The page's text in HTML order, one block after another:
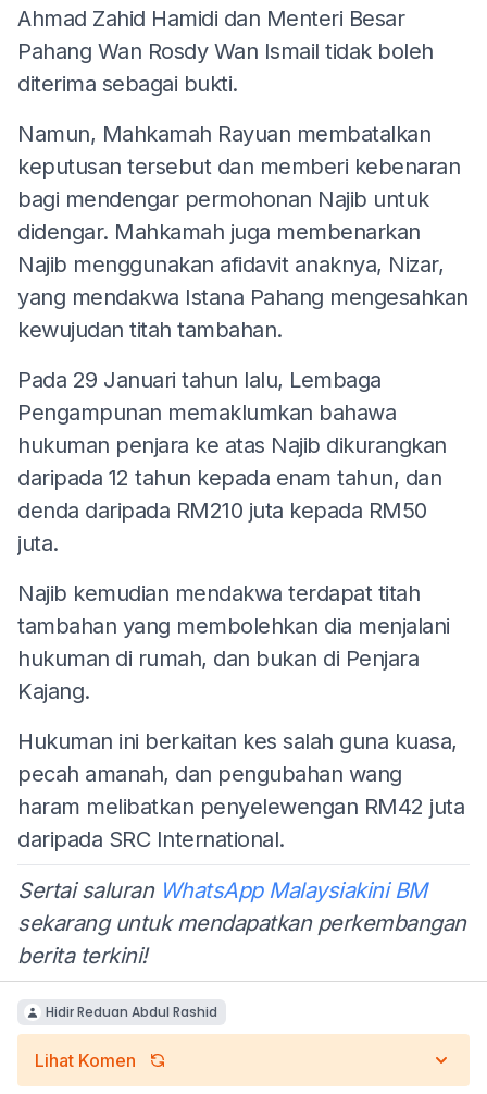
Ahmad Zahid Hamidi dan Menteri Besar
Pahang Wan Rosdy Wan Ismail tidak boleh
diterima sebagai bukti.
Namun, Mahkamah Rayuan membatalkan
keputusan tersebut dan memberi kebenaran
bagi mendengar permohonan Najib untuk
didengar. Mahkamah juga membenarkan
Najib menggunakan afidavit anaknya, Nizar,
yang mendakwa Istana Pahang mengesahkan
kewujudan titah tambahan.
Pada 29 Januari tahun lalu, Lembaga
Pengampunan memaklumkan bahawa
hukuman penjara ke atas Najib dikurangkan
daripada 12 tahun kepada enam tahun, dan
denda daripada RM210 juta kepada RM50
juta.
Najib kemudian mendakwa terdapat titah
tambahan yang membolehkan dia menjalani
hukuman di rumah, dan bukan di Penjara
Kajang.
Hukuman ini berkaitan kes salah guna kuasa,
pecah amanah, dan pengubahan wang
haram melibatkan penyelewengan RM42 juta
daripada SRC International.
Sertai saluran WhatsApp Malaysiakini BM
sekarang untuk mendapatkan perkembangan
berita terkini!
Hidir Reduan Abdul Rashid
Lihat Komen